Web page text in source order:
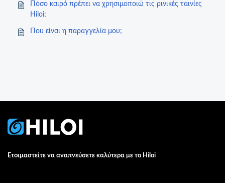
Πόσο καιρό πρέπει να χρησιμοποιώ τις ρινικές ταινίες
Hiloi;
Που είναι η παραγγελία μου;
Ετοιμαστείτε να αναπνεύσετε καλύτερα με το Hiloi